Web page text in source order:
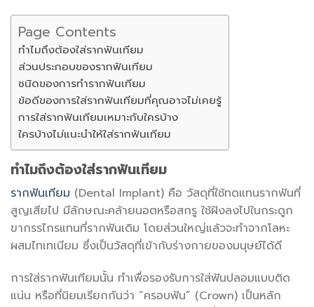
Page Contents
ทำไมถึงต้องใส่รากฟันเทียม
ส่วนประกอบของรากฟันเทียม
ชนิดของการทำรากฟันเทียม
ข้อดีของการใส่รากฟันเทียมที่คุณอาจไม่เคยรู้
การใส่รากฟันเทียมเหมาะกับใครบ้าง
ใครบ้างไม่แนะนำให้ใส่รากฟันเทียม
ทำไมถึงต้องใส่รากฟันเทียม
รากฟันเทียม (Dental Implant) คือ วัสดุที่ใช้ทดแทนรากฟันที่
สูญเสียไป มีลักษณะคล้ายนอตหรือสกรู ใช้ฝังลงไปในกระดูก
ขากรรไกรแทนที่รากฟันเดิม โดยส่วนใหญ่แล้วจะทำจากโลหะ
ผสมไทเทเนียม ซึ่งเป็นวัสดุที่เข้ากับร่างกายของมนุษย์ได้ดี
การใส่รากฟันเทียมนั้น ทำเพื่อรองรับการใส่ฟันปลอมแบบติด
แน่น หรือที่นิยมเรียกกันว่า “ครอบฟัน” (Crown) เป็นหลัก